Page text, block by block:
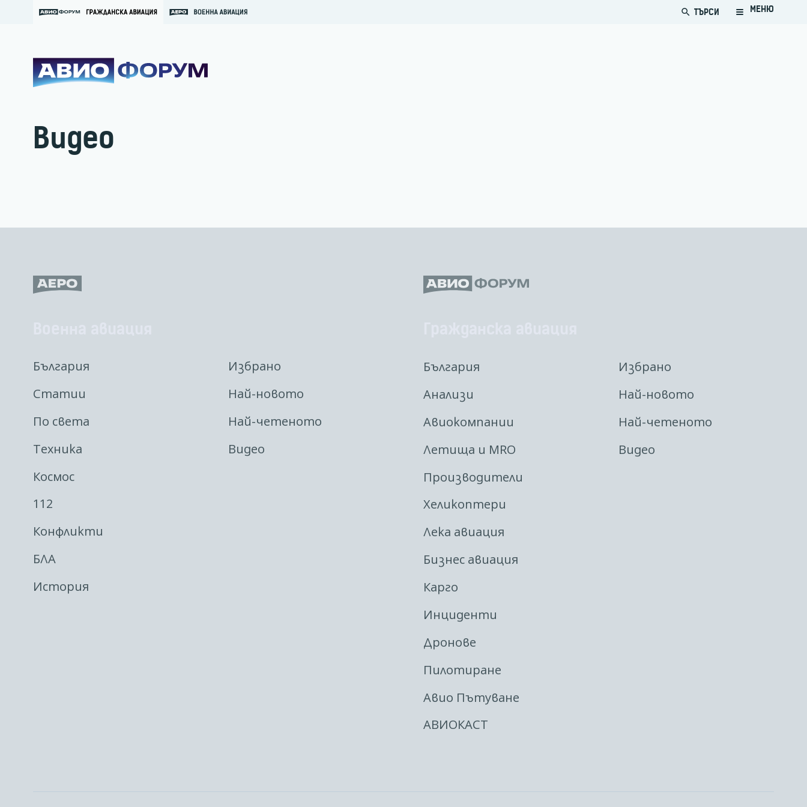
search ТЪРСИ МЕНЮ
Видео
България
Статии
По света
Техника
Космос
112
Конфликти
БЛА
История
Избрано
Най-новото
Най-четеното
Видео
България
Анализи
Авиокомпании
Летища и MRO
Производители
Хеликоптери
Лека авиация
Бизнес авиация
Карго
Инциденти
Дронове
Пилотиране
Авио Пътуване
АВИОКАСТ
Избрано
Най-новото
Най-четеното
Видео